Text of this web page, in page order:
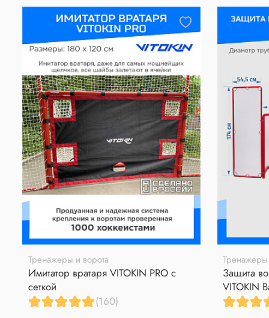
</tr>
L
</td>
<td>
94-96
</td>
<td>
95
</td>
<td>
67
</td>
</tr>
XL
</td>
<td>
98-97
</td>
<td>
Тренажеры и ворота
Имитатор вратаря VITOKIN PRO с
сеткой
(160)
Тренажеры
Защита
VITOKIN